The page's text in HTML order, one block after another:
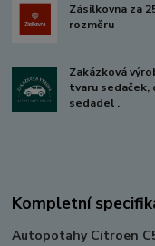
Zásilkovna za
rozměru
Zakázková
tvaru sedaček,
sedadel .
Kompletní
Autopotahy Citroen